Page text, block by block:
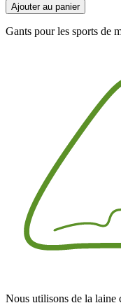
Ajouter au panier
Gants pour les sports de
Nous utilisons de la laine